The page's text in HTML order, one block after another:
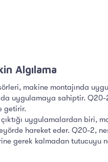
Algılama​
makine montajında
uygulamaya sahiptir.
getirir.
uygulamalardan biri,
hareket eder. Q20-2,
gerek kalmadan tutucuyu